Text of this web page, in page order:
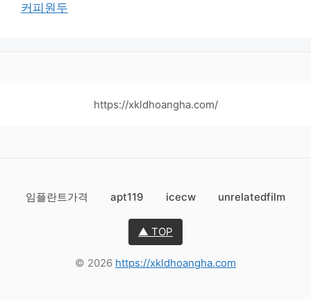
커피원두
https://xkldhoangha.com/
임플란트가격 apt119 icecw unrelatedfilm
▲ TOP
© 2026 https://xkldhoangha.com